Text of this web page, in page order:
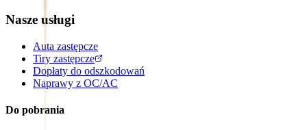
Nasze usługi
Auta zastępcze
Tiry zastępcze
Dopłaty do odszkodowań
Naprawy z OC/AC
Do pobrania